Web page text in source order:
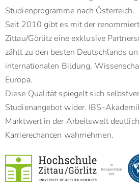
Studienprogramme nach Österreich.
Seit 2010 gibt es mit der
Zittau/Görlitz eine exklusive
zählt zu den besten Deutschlands
internationalen Bildung,
Europa.
Diese Qualität spiegelt sich
Studienangebot wider. IBS-
Marktwert in der Arbeitswelt
Karrierechancen wahrnehmen.